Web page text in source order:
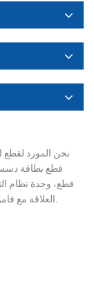
نحن المورد لقطع
قطع بطاقة
قطع، وحدة نظام